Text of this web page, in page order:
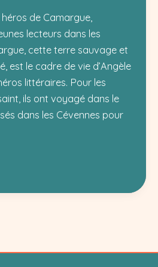
de Camargue,
lecteurs dans les
cette terre sauvage et
est le cadre de vie d’Angèle
littéraires. Pour les
ils ont voyagé dans le
dans les Cévennes pour